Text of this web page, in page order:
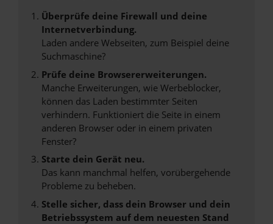
Überprüfe deine Firewall und deine
Internetverbindung.
Laden andere Webseiten, zum Beispiel deine
Suchmaschine?
Prüfe deine Browsererweiterungen.
Manche Erweiterungen, wie Werbeblocker,
können das Laden bestimmter Seiten
verhindern. Funktioniert die Seite in einem
anderen Browser oder in einem privaten
Fenster?
Starte dein Gerät neu.
Das kann manchmal helfen, vorübergehende
Probleme zu beheben.
Stelle sicher, dass dein Browser und dein
Betriebssystem auf dem neuesten Stand